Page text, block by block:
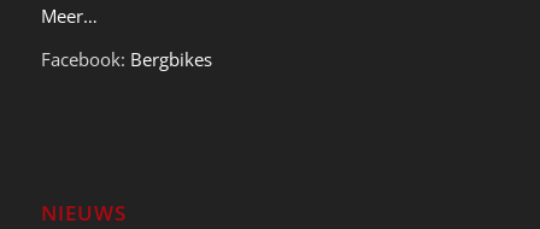
Meer…
Facebook: Bergbikes
NIEUWS